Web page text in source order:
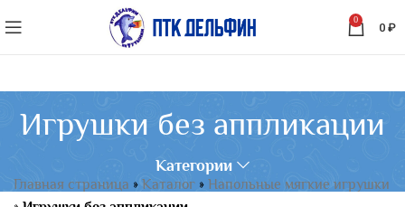
0
0 ₽
Игрушки без аппликации
Категории
Главная страница » Каталог » Напольные мягкие игрушки